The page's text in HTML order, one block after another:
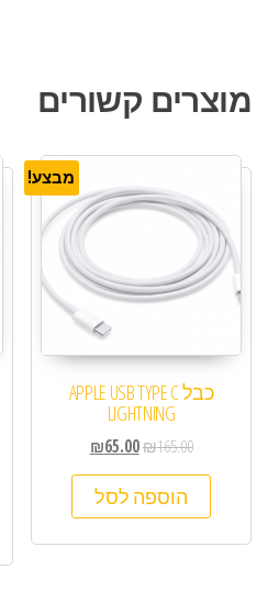
מוצרים קשורים
מבצע!
כבל APPLE USB TYPE C
LIGHTNING
₪165.00
₪65.00
הוספה לסל